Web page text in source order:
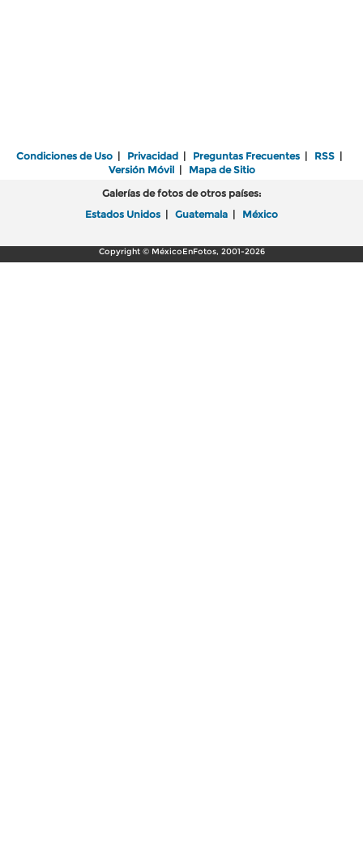
Condiciones de Uso | Privacidad | Preguntas Frecuentes | RSS |
Versión Móvil| Mapa de Sitio
Galerías de fotos de otros países:
Estados Unidos | Guatemala | México
Copyright © MéxicoEnFotos, 2001-2026